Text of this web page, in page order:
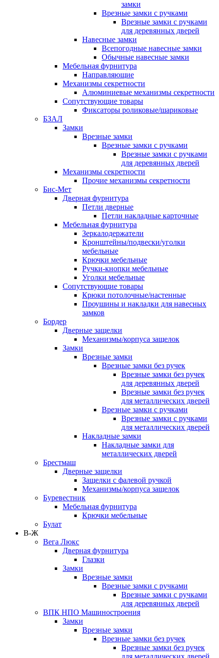
замки
Врезные замки с ручками
Врезные замки с ручками
для деревянных дверей
Навесные замки
Всепогодные навесные замки
Обычные навесные замки
Мебельная фурнитура
Направляющие
Механизмы секретности
Алюминиевые механизмы секретности
Сопутствующие товары
Фиксаторы роликовые/шариковые
БЗАЛ
Замки
Врезные замки
Врезные замки с ручками
Врезные замки с ручками
для деревянных дверей
Механизмы секретности
Прочие механизмы секретности
Бис-Мет
Дверная фурнитура
Петли дверные
Петли накладные карточные
Мебельная фурнитура
Зеркалодержатели
Кронштейны/подвески/уголки
мебельные
Крючки мебельные
Ручки-кнопки мебельные
Уголки мебельные
Сопутствующие товары
Крюки потолочные/настенные
Проушины и накладки для навесных
замков
Бордер
Дверные защелки
Механизмы/корпуса защелок
Замки
Врезные замки
Врезные замки без ручек
Врезные замки без ручек
для деревянных дверей
Врезные замки без ручек
для металлических дверей
Врезные замки с ручками
Врезные замки с ручками
для металлических дверей
Накладные замки
Накладные замки для
металлических дверей
Брестмаш
Дверные защелки
Защелки с фалевой ручкой
Механизмы/корпуса защелок
Буревестник
Мебельная фурнитура
Крючки мебельные
Булат
В-Ж
Вега Люкс
Дверная фурнитура
Глазки
Замки
Врезные замки
Врезные замки с ручками
Врезные замки с ручками
для деревянных дверей
ВПК НПО Машиностроения
Замки
Врезные замки
Врезные замки без ручек
Врезные замки без ручек